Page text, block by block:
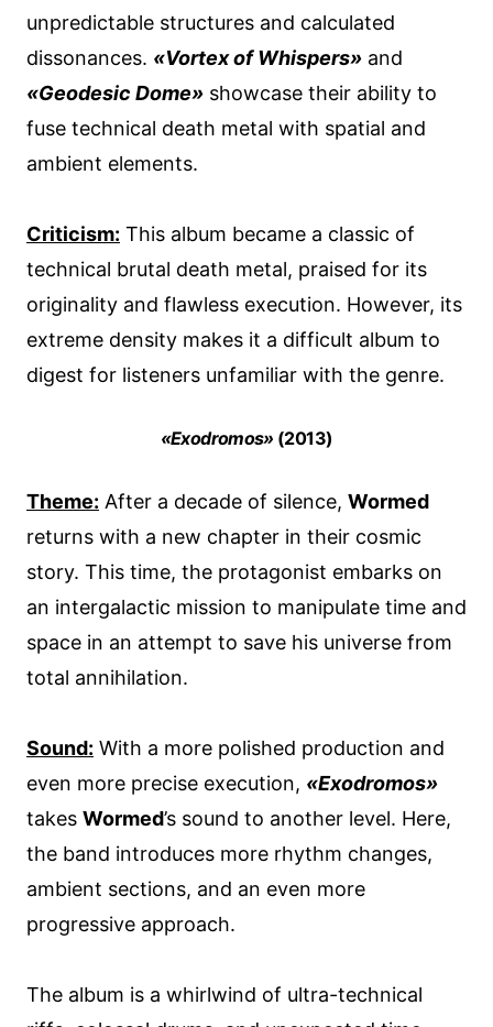
unpredictable structures and calculated
dissonances. «Vortex of Whispers» and
«Geodesic Dome» showcase their ability to
fuse technical death metal with spatial and
ambient elements.
Criticism: This album became a classic of
technical brutal death metal, praised for its
originality and flawless execution. However, its
extreme density makes it a difficult album to
digest for listeners unfamiliar with the genre.
«Exodromos» (2013)
Theme: After a decade of silence, Wormed
returns with a new chapter in their cosmic
story. This time, the protagonist embarks on
an intergalactic mission to manipulate time and
space in an attempt to save his universe from
total annihilation.
Sound: With a more polished production and
even more precise execution, «Exodromos»
takes Wormed’s sound to another level. Here,
the band introduces more rhythm changes,
ambient sections, and an even more
progressive approach.
The album is a whirlwind of ultra-technical